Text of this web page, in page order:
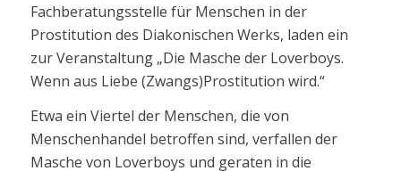
Fachberatungsstelle für Menschen in der
Prostitution des Diakonischen Werks, laden ein
zur Veranstaltung „Die Masche der Loverboys.
Wenn aus Liebe (Zwangs)Prostitution wird.“
Etwa ein Viertel der Menschen, die von
Menschenhandel betroffen sind, verfallen der
Masche von Loverboys und geraten in die